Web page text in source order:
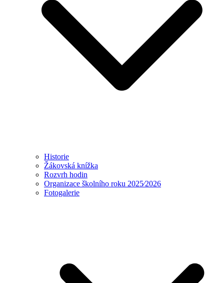
Historie
Žákovská knížka
Rozvrh hodin
Organizace školního roku 2025⁄2026
Fotogalerie